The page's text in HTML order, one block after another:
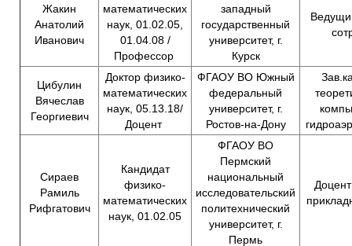
Жакин
Анатолий
Иванович
математических
наук, 01.02.05,
01.04.08 /
Профессор
западный
государственный
университет, г.
Курск
Цибулин
Вячеслав
Георгиевич
Доктор физико-
математических
наук, 05.13.18/
Доцент
ФГАОУ ВО Южный
федеральный
университет, г.
Ростов-на-Дону
Сираев
Рамиль
Рифгатович
Кандидат
физико-
математических
наук, 01.02.05
ФГАОУ ВО
Пермский
национальный
исследовательский
политехнический
университет, г.
Пермь